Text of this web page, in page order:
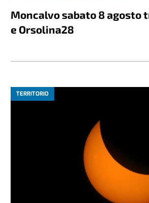
Moncalvo sabato 8 agosto
e Orsolina28
TERRITORIO